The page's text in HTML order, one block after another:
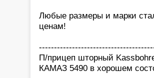
Любые размеры и марки
ценам!
П/прицеп шторный
КАМАЗ 5490 в хорошем